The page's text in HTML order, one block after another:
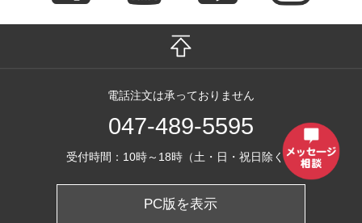
電話注文は承っておりません
047-489-5595
受付時間：10時～18時（土・日・祝日除く）
PC版を表示